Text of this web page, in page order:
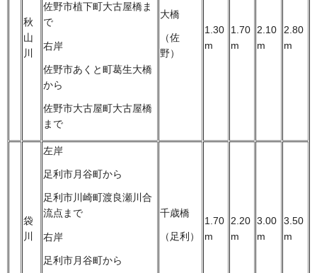
秋
山
川
佐野市植下町大古屋橋ま
で
右岸
佐野市あくと町葛生大橋
から
佐野市大古屋町大古屋橋
まで
大橋
（佐
野）
1.30
m
1.70
m
2.10
m
2.80
m
袋
川
左岸
足利市月谷町から
足利市川崎町渡良瀬川合
流点まで
右岸
足利市月谷町から
千歳橋
（足利）
1.70
m
2.20
m
3.00
m
3.50
m